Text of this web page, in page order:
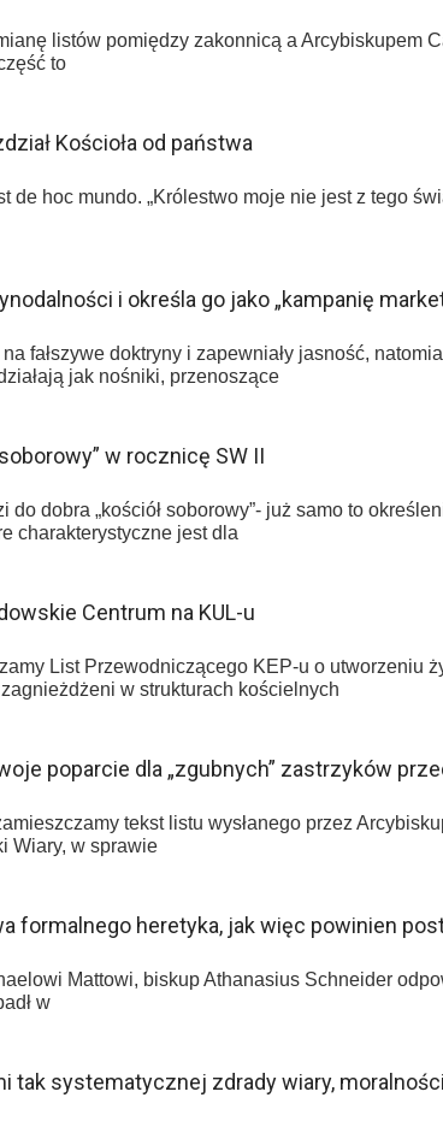
listów pomiędzy zakonnicą a Arcybiskupem
to
Kościoła od państwa
hoc mundo. „Królestwo moje nie jest z tego
i określa go jako „kampanię
na fałszywe doktryny i zapewniały jasność,
jak nośniki, przenoszące
w rocznicę SW II
dobra „kościół soborowy”- już samo to
charakterystyczne jest dla
Centrum na KUL-u
List Przewodniczącego KEP-u o utworzeniu
w strukturach kościelnych
poparcie dla „zgubnych” zastrzyków
tekst listu wysłanego przez
Wiary, w sprawie
formalnego heretyka, jak więc powinien
Mattowi, biskup Athanasius Schneider
w
tak systematycznej zdrady wiary,